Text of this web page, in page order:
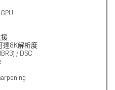
援
達8K解析度
/ DSC